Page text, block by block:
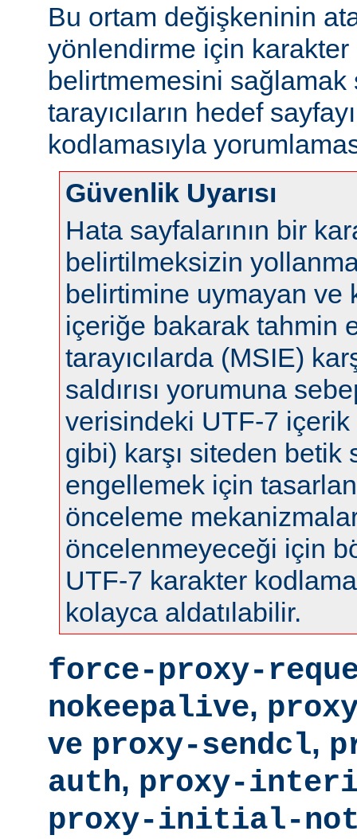
Bu ortam değişkeninin
yönlendirme için karakter
belirtmemesini sağlamak
tarayıcıların hedef
kodlamasıyla
Güvenlik Uyarısı
Hata sayfalarının bir
belirtilmeksizin
belirtimine uymayan ve
içeriğe bakarak tahmin
tarayıcılarda (MSIE)
saldırısı yorumuna
verisindeki UTF-7
gibi) karşı siteden betik
engellemek için
önceleme
öncelenmeyeceği için
UTF-7 karakter
kolayca aldatılabilir.
force-proxy-
nokeepalive,
ve proxy-sendcl,
auth, proxy-
proxy-initial-